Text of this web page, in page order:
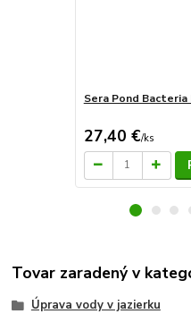
Sera Pond
27,40 €/ks
Tovar zaradený v
Úprava vody v jazierku